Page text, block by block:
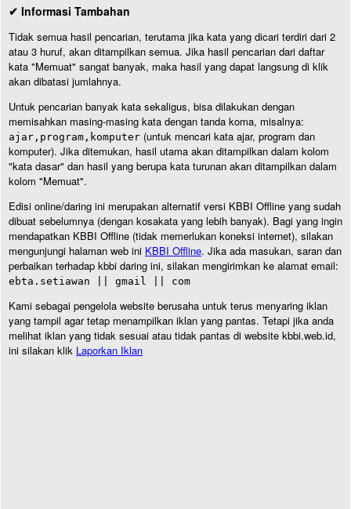
✔ Informasi Tambahan
Tidak semua hasil pencarian, terutama jika kata yang dicari terdiri dari 2
atau 3 huruf, akan ditampilkan semua. Jika hasil pencarian dari daftar
kata "Memuat" sangat banyak, maka hasil yang dapat langsung di klik
akan dibatasi jumlahnya.
Untuk pencarian banyak kata sekaligus, bisa dilakukan dengan
memisahkan masing-masing kata dengan tanda koma, misalnya:
ajar,program,komputer (untuk mencari kata ajar, program dan
komputer). Jika ditemukan, hasil utama akan ditampilkan dalam kolom
"kata dasar" dan hasil yang berupa kata turunan akan ditampilkan dalam
kolom "Memuat".
Edisi online/daring ini merupakan alternatif versi KBBI Offline yang sudah
dibuat sebelumnya (dengan kosakata yang lebih banyak). Bagi yang ingin
mendapatkan KBBI Offline (tidak memerlukan koneksi internet), silakan
mengunjungi halaman web ini KBBI Offline. Jika ada masukan, saran dan
perbaikan terhadap kbbi daring ini, silakan mengirimkan ke alamat email:
ebta.setiawan || gmail || com
Kami sebagai pengelola website berusaha untuk terus menyaring iklan
yang tampil agar tetap menampilkan iklan yang pantas. Tetapi jika anda
melihat iklan yang tidak sesuai atau tidak pantas di website kbbi.web.id,
ini silakan klik Laporkan Iklan